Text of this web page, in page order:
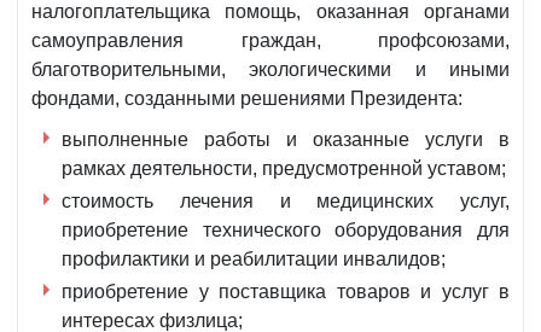
налогоплательщика помощь, оказанная органами
самоуправления граждан, профсоюзами,
благотворительными, экологическими и иными
фондами, созданными решениями Президента:
выполненные работы и оказанные услуги в
рамках деятельности, предусмотренной уставом;
стоимость лечения и медицинских услуг,
приобретение технического оборудования для
профилактики и реабилитации инвалидов;
приобретение у поставщика товаров и услуг в
интересах физлица;